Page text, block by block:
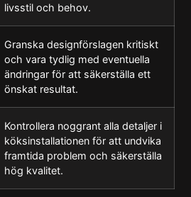
livsstil och behov.
Granska designförslagen kritiskt
och vara tydlig med eventuella
ändringar för att säkerställa ett
önskat resultat.
Kontrollera noggrant alla detaljer i
köksinstallationen för att undvika
framtida problem och säkerställa
hög kvalitet.